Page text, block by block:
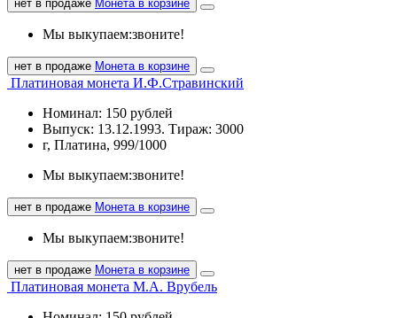
нет в продаже Монета в корзине
Мы выкупаем:звоните!
нет в продаже Монета в корзине
Платиновая монета И.Ф.Стравинский
Номинал: 150 рублей
Выпуск: 13.12.1993. Тираж: 3000
г, Платина, 999/1000
Мы выкупаем:звоните!
нет в продаже Монета в корзине
Мы выкупаем:звоните!
нет в продаже Монета в корзине
Платиновая монета М.А. Врубель